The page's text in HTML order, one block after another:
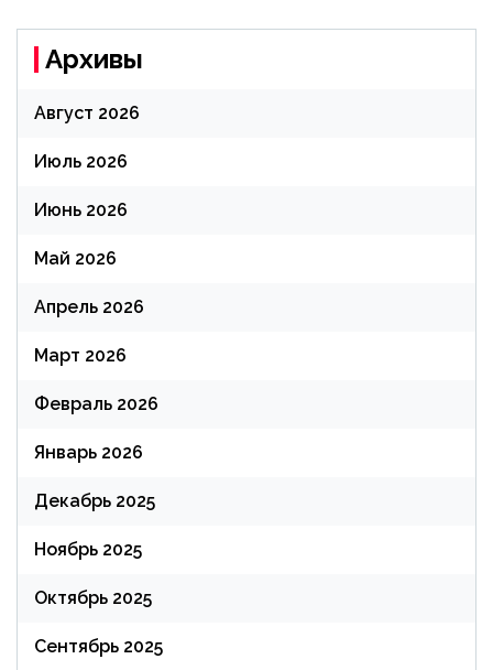
Архивы
Август 2026
Июль 2026
Июнь 2026
Май 2026
Апрель 2026
Март 2026
Февраль 2026
Январь 2026
Декабрь 2025
Ноябрь 2025
Октябрь 2025
Сентябрь 2025